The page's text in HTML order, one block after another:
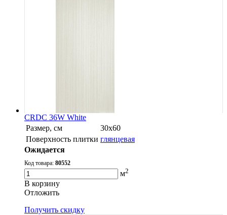
CRDC 36W White
Размер, см
30х60
Поверхность плитки глянцевая
Ожидается
Код товара: 80552
м2
В корзину
Oтложить
Получить скидку